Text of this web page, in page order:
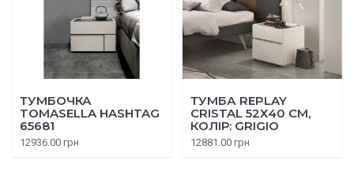
ТУМБОЧКА
TOMASELLA HASHTAG
65681
12936.00 грн
ТУМБА REPLAY
CRISTAL 52Х40 СМ,
КОЛІР: GRIGIO
PIACENZA 65660VA
12881.00 грн